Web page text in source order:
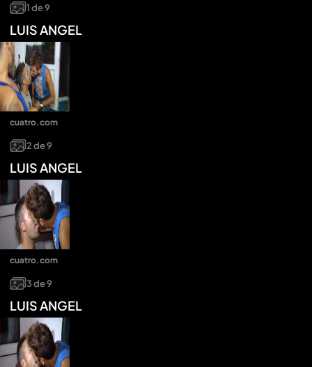
1de9
LUIS ANGEL
2de9
LUIS ANGEL
cuatro.com
3de9
LUIS ANGEL
cuatro.com